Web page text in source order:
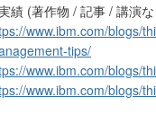
績 (著作物 / 記事 / 講演な
www.ibm.com/blogs/
tips/
www.ibm.com/blogs/
www.ibm.com/blogs/